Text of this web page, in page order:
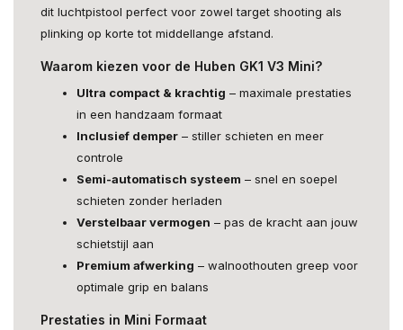
dit luchtpistool perfect voor zowel target shooting als
plinking op korte tot middellange afstand.
Waarom kiezen voor de Huben GK1 V3 Mini?
Ultra compact & krachtig – maximale prestaties
in een handzaam formaat
Inclusief demper – stiller schieten en meer
controle
Semi-automatisch systeem – snel en soepel
schieten zonder herladen
Verstelbaar vermogen – pas de kracht aan jouw
schietstijl aan
Premium afwerking – walnoothouten greep voor
optimale grip en balans
Prestaties in Mini Formaat